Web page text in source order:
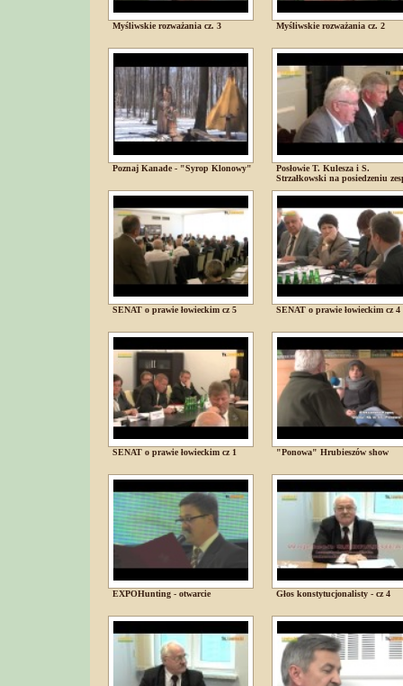
Myśliwskie rozważania cz. 3 Myśliwskie rozważania cz. 2
Poznaj Kanade - "Syrop Klonowy"
Posłowie T. Kulesza i S.
Strzałkowski na posiedzeniu
SENAT o prawie łowieckim cz 5 SENAT o prawie łowieckim cz 4
SENAT o prawie łowieckim cz 1 "Ponowa" Hrubieszów show
EXPOHunting - otwarcie Głos konstytucjonalisty - cz 4